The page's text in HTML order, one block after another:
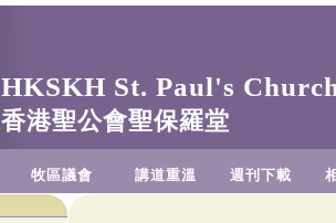
HKSKH St. Paul's
香港聖公會聖保羅堂
牧區議會 講道重溫 週刊下載